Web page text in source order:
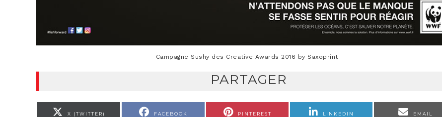
Cam­pagne Sushy des Crea­tive Awards 2016 by Saxoprint
PARTAGER
X (TWITTER) FACEBOOK PINTEREST LINKEDIN EMAIL